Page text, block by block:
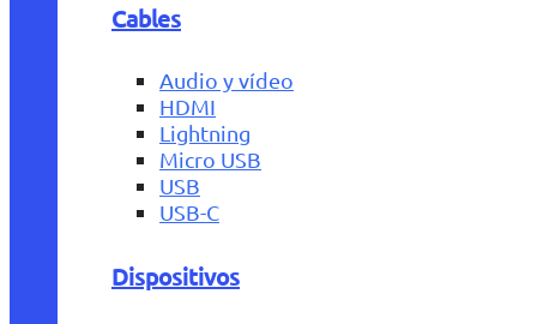
Cables
Audio y vídeo
HDMI
Lightning
Micro USB
USB
USB-C
Dispositivos